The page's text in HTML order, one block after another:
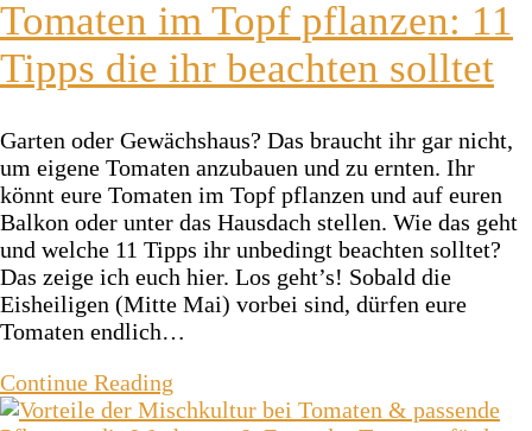
Tomaten im Topf pflanzen: 11
Tipps die ihr beachten solltet
Garten oder Gewächshaus? Das braucht ihr gar nicht,
um eigene Tomaten anzubauen und zu ernten. Ihr
könnt eure Tomaten im Topf pflanzen und auf euren
Balkon oder unter das Hausdach stellen. Wie das geht
und welche 11 Tipps ihr unbedingt beachten solltet?
Das zeige ich euch hier. Los geht’s! Sobald die
Eisheiligen (Mitte Mai) vorbei sind, dürfen eure
Tomaten endlich…
Continue Reading